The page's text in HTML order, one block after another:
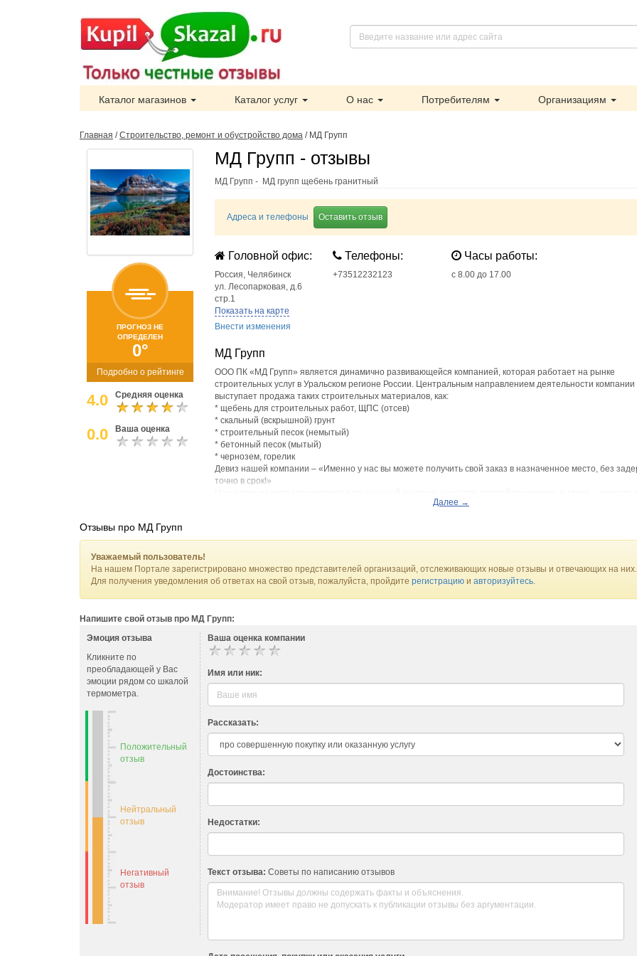
Каталог магазинов Каталог услуг О нас Потребителям Организациям
Главная /Строительство, ремонт и обустройство дома / МД Групп
ПРОГНОЗ НЕ
ОПРЕДЕЛЕН
0°
Подробно о рейтинге
4.0 Средняя оценка
0.0 Ваша оценка
МД Групп - отзывы
МД Групп - МД групп щебень гранитный
Адреса и телефоны Оставить отзыв
Головной офис:
Россия, Челябинск
ул. Лесопарковая, д.6
стр.1
Показать на карте
Внести изменения
Телефоны:
+73512232123
Часы работы:
с 8.00 до 17.00
МД Групп
ООО ПК «МД Групп» является динамично развивающейся компанией, которая работает на рынке
строительных услуг в Уральском регионе России. Центральным направлением деятельности компании
выступает продажа таких строительных материалов, как:
* щебень для строительных работ, ЩПС (отсев)
* скальный (вскрышной) грунт
* строительный песок (немытый)
* бетонный песок (мытый)
* чернозем, горелик
Девиз нашей компании – «Именно у нас вы можете получить свой заказ в назначенное место, без
точно в срок!»
производственного процесса. Мы постоянно поддерживаем связи с клиентами, поэтому наша
Далее →
Отзывы про МД Групп
Уважаемый пользователь!
На нашем Портале зарегистрировано множество представителей организаций, отслеживающих новые отзывы и отвечающих на них.
Для получения уведомления об ответах на свой отзыв, пожалуйста, пройдите регистрацию и авторизуйтесь.
Напишите свой отзыв про МД Групп:
Эмоция отзыва
Кликните по
преобладающей у Вас
эмоции рядом со шкалой
термометра.
Положительный
отзыв
Нейтральный
отзыв
Негативный
отзыв
Ваша оценка компании
Имя или ник:
Рассказать:
Достоинства:
Недостатки:
Текст отзыва: Советы по написанию отзывов